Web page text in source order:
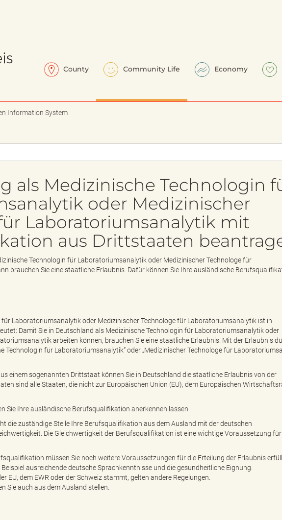
e
t
e
n
g
"
County Community Life Economy
Information System
als Medizinische Technologin
oder Medizinischer
Laboratoriumsanalytik mit
aus Drittstaaten
Technologin für Laboratoriumsanalytik oder Medizinischer Technologe für
brauchen Sie eine staatliche Erlaubnis. Dafür können Sie Ihre ausländische
für Laboratoriumsanalytik oder Medizinischer Technologe für Laboratoriumsanalytik ist in
Damit Sie in Deutschland als Medizinische Technologin für Laboratoriumsanalytik oder
arbeiten können, brauchen Sie eine staatliche Erlaubnis. Mit der Erlaubnis
Technologin für Laboratoriumsanalytik“ oder „Medizinischer Technologe für
einem sogenannten Drittstaat können Sie in Deutschland die staatliche Erlaubnis von der
sind alle Staaten, die nicht zur Europäischen Union (EU), dem Europäischen
Sie Ihre ausländische Berufsqualifikation anerkennen lassen.
die zuständige Stelle Ihre Berufsqualifikation aus dem Ausland mit der deutschen
Die Gleichwertigkeit der Berufsqualifikation ist eine wichtige Voraussetzung
müssen Sie noch weitere Voraussetzungen für die Erteilung der Erlaubnis
ausreichende deutsche Sprachkenntnisse und die gesundheitliche Eignung.
EU, dem EWR oder der Schweiz stammt, gelten andere Regelungen.
Sie auch aus dem Ausland stellen.